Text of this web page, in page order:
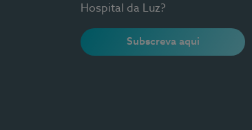
Hospital da Luz?
Subscreva aqui